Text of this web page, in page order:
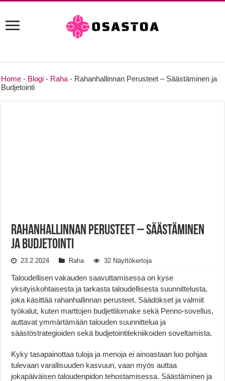
Home - Blogi - Raha - Rahanhallinnan Perusteet – Säästäminen ja
Budjetointi
Rahanhallinnan Perusteet – Säästäminen
ja Budjetointi
23.2.2024 Raha 32 Näyttökertoja
Taloudellisen vakauden saavuttamisessa on kyse
yksityiskohtaisesta ja tarkasta taloudellisesta suunnittelusta,
joka käsittää rahanhallinnan perusteet. Säädökset ja valmiit
työkalut, kuten marttojen budjettilomake sekä Penno-sovellus,
auttavat ymmärtämään talouden suunnittelua ja
säästöstrategioiden sekä budjetointitekniikoiden soveltamista.
Kyky tasapainottaa tuloja ja menoja ei ainoastaan luo pohjaa
tulevaan varallisuuden kasvuun, vaan myös auttaa
jokapäiväisen taloudenpidon tehostamisessa. Säästäminen ja